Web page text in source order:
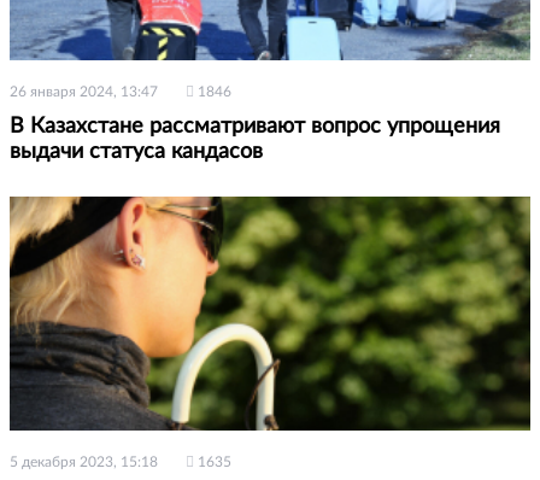
26 января 2024, 13:47 1846
В Казахстане рассматривают вопрос упрощения
выдачи статуса кандасов
5 декабря 2023, 15:18 1635